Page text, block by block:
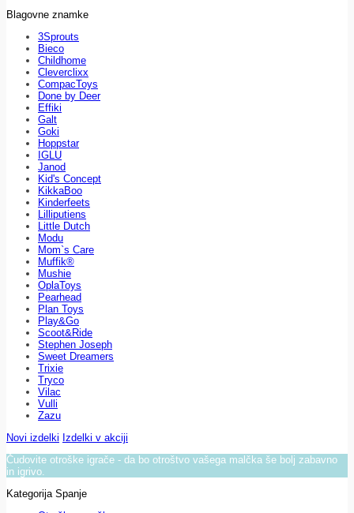
Blagovne znamke
3Sprouts
Bieco
Childhome
Cleverclixx
CompacToys
Done by Deer
Effiki
Galt
Goki
Hoppstar
IGLU
Janod
Kid's Concept
KikkaBoo
Kinderfeets
Lilliputiens
Little Dutch
Modu
Mom`s Care
Muffik®
Mushie
OplaToys
Pearhead
Plan Toys
Play&Go
Scoot&Ride
Stephen Joseph
Sweet Dreamers
Trixie
Tryco
Vilac
Vulli
Zazu
Novi izdelki Izdelki v akciji
Čudovite otroške igrače - da bo otroštvo vašega malčka še bolj zabavno
in igrivo.
Kategorija Spanje